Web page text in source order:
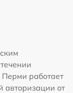
работает
авторизации от